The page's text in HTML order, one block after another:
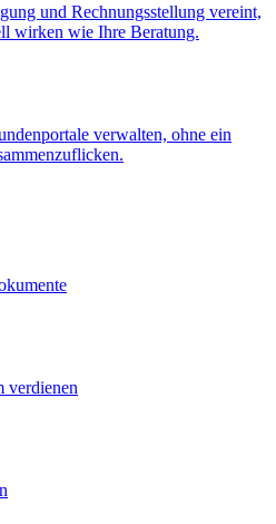
und Rechnungsstellung vereint,
wirken wie Ihre Beratung.
verwalten, ohne ein
verdienen